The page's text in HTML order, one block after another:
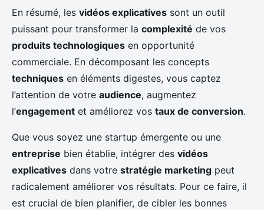
En résumé, les vidéos explicatives sont un outil
puissant pour transformer la complexité de vos
produits technologiques en opportunité
commerciale. En décomposant les concepts
techniques en éléments digestes, vous captez
l’attention de votre audience, augmentez
l’engagement et améliorez vos taux de conversion.
Que vous soyez une startup émergente ou une
entreprise bien établie, intégrer des vidéos
explicatives dans votre stratégie marketing peut
radicalement améliorer vos résultats. Pour ce faire, il
est crucial de bien planifier, de cibler les bonnes